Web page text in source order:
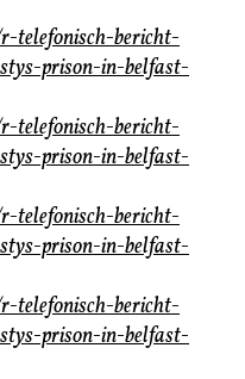
telefonisch-bericht-
prison-in-belfast-
telefonisch-bericht-
prison-in-belfast-
telefonisch-bericht-
prison-in-belfast-
telefonisch-bericht-
prison-in-belfast-